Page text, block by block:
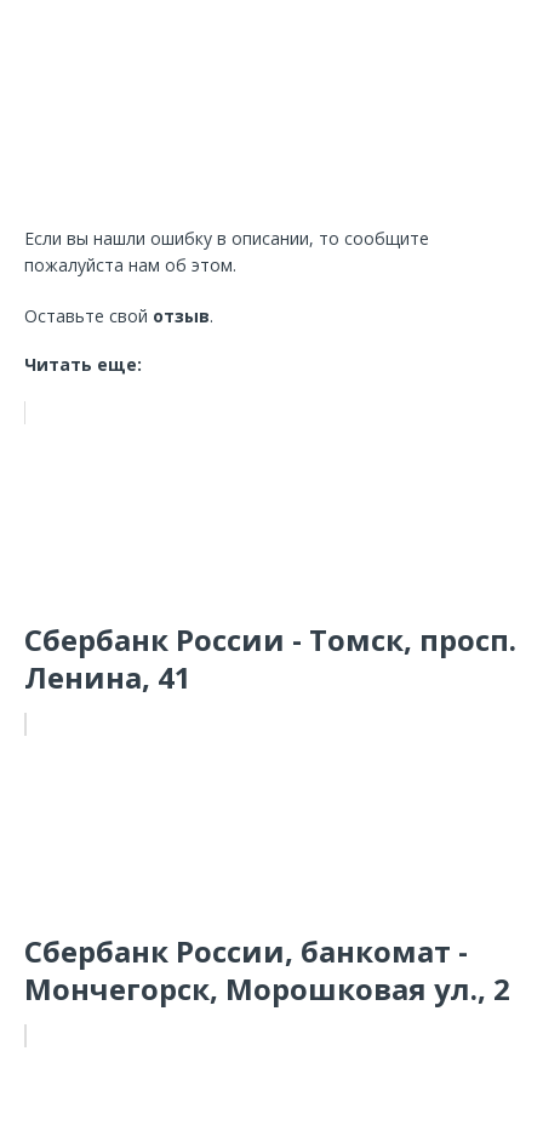
Если вы нашли ошибку в описании, то сообщите
пожалуйста нам об этом.
Оставьте свой отзыв.
Читать еще:
Сбербанк России - Томск, просп.
Ленина, 41
Сбербанк России, банкомат -
Мончегорск, Морошковая ул., 2